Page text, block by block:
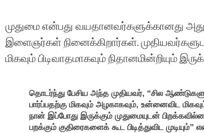
முதுமை என்பது வயதானவர்களுக்கானது
இளைஞர்கள் நினைக்கிறார்கள்.
மிகவும் பிடிவாதமாகவும் நிதானமின்றியும்
தொடர்ந்து பேசிய அந்த முதியவர், “சில
பார்ப்பதற்கு மிகவும் அழகாகவும், உன்னைவிட
நான் இப்போது இருக்கும் முதுமையுடன்
பறக்கும் குதிரைகளைக் கூட பிடித்துவிட முடியும்”